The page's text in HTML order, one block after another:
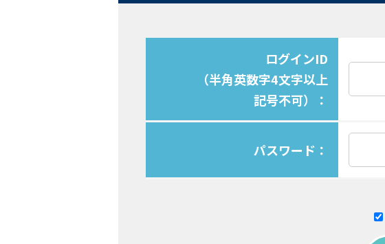
ログインID
（半角英数字4文字以上
記号不可）：
パスワード：